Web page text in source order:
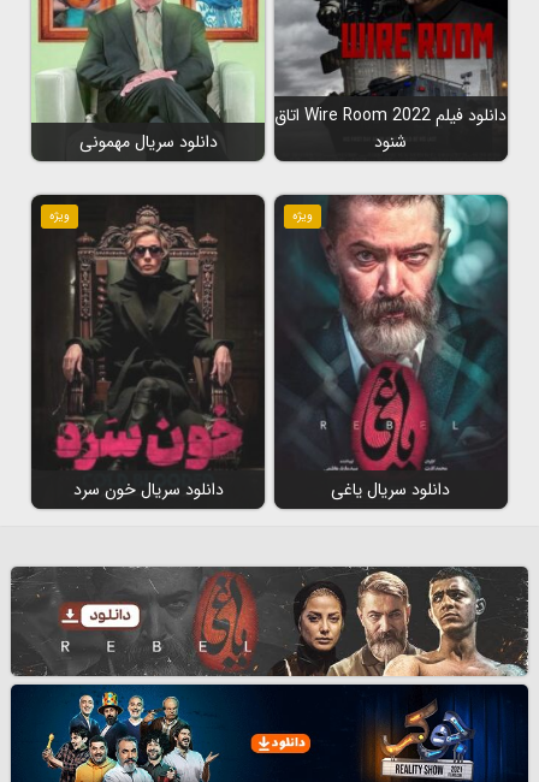
دانلود فیلم Wire Room 2022 اتاق
شنود
دانلود سریال مهمونی
ویژه
دانلود سریال یاغی
ویژه
دانلود سریال خون سرد